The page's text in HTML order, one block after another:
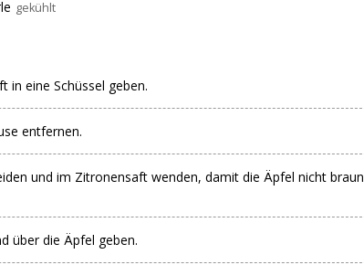
gekühlt
in eine Schüssel geben.
entfernen.
und im Zitronensaft wenden, damit die Äpfel nicht braun
über die Äpfel geben.